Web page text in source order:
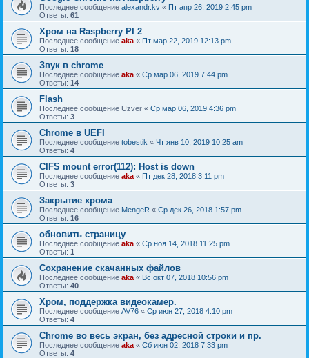
Последнее сообщение alexandr.kv « Пт апр 26, 2019 2:45 pm
Ответы: 61
Хром на Raspberry PI 2
Последнее сообщение aka « Пт мар 22, 2019 12:13 pm
Ответы: 18
Звук в chrome
Последнее сообщение aka « Ср мар 06, 2019 7:44 pm
Ответы: 14
Flash
Последнее сообщение Uzver « Ср мар 06, 2019 4:36 pm
Ответы: 3
Chrome в UEFI
Последнее сообщение tobestik « Чт янв 10, 2019 10:25 am
Ответы: 4
CIFS mount error(112): Host is down
Последнее сообщение aka « Пт дек 28, 2018 3:11 pm
Ответы: 3
Закрытие хрома
Последнее сообщение MengeR « Ср дек 26, 2018 1:57 pm
Ответы: 16
обновить страницу
Последнее сообщение aka « Ср ноя 14, 2018 11:25 pm
Ответы: 1
Сохранение скачанных файлов
Последнее сообщение aka « Вс окт 07, 2018 10:56 pm
Ответы: 40
Хром, поддержка видеокамер.
Последнее сообщение AV76 « Ср июн 27, 2018 4:10 pm
Ответы: 4
Chrome во весь экран, без адресной строки и пр.
Последнее сообщение aka « Сб июн 02, 2018 7:33 pm
Ответы: 4